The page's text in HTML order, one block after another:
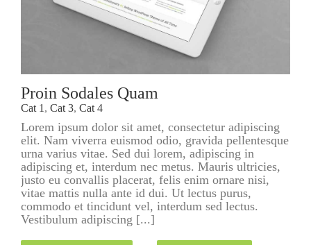
Proin Sodales Quam
Cat 1 , Cat 3, Cat 4
Lorem ipsum dolor sit amet, consectetur adipiscing
elit. Nam viverra euismod odio, gravida pellentesque
urna varius vitae. Sed dui lorem, adipiscing in
adipiscing et, interdum nec metus. Mauris ultricies,
justo eu convallis placerat, felis enim ornare nisi,
vitae mattis nulla ante id dui. Ut lectus purus,
commodo et tincidunt vel, interdum sed lectus.
Vestibulum adipiscing [...]